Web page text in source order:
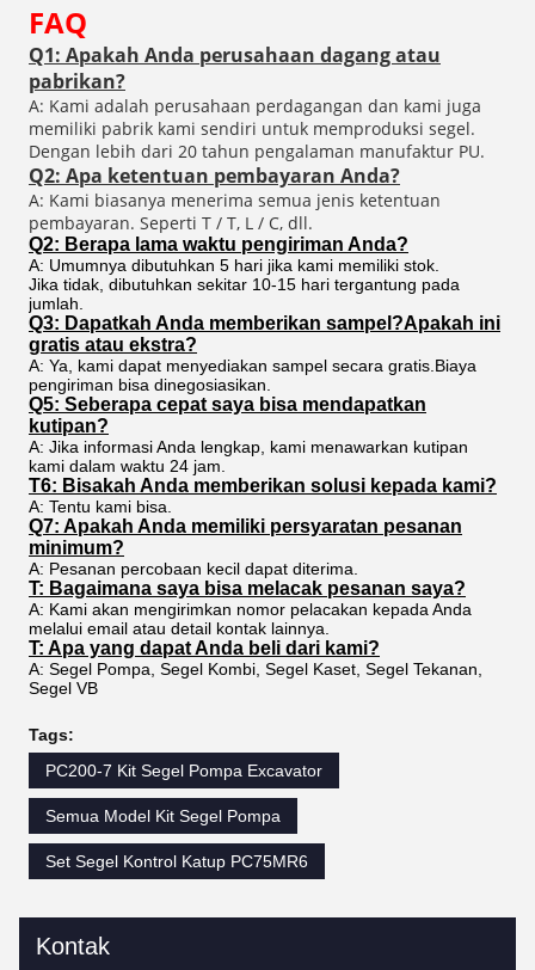
FAQ
Q1: Apakah Anda perusahaan dagang atau
pabrikan?
A: Kami adalah perusahaan perdagangan dan kami juga
memiliki pabrik kami sendiri untuk memproduksi segel.
Dengan lebih dari 20 tahun pengalaman manufaktur PU.
Q2: Apa ketentuan pembayaran Anda?
A: Kami biasanya menerima semua jenis ketentuan
pembayaran. Seperti T / T, L / C, dll.
Q2: Berapa lama waktu pengiriman Anda?
A: Umumnya dibutuhkan 5 hari jika kami memiliki stok.
Jika tidak, dibutuhkan sekitar 10-15 hari tergantung pada
jumlah.
Q3: Dapatkah Anda memberikan sampel?Apakah ini
gratis atau ekstra?
A: Ya, kami dapat menyediakan sampel secara gratis.Biaya
pengiriman bisa dinegosiasikan.
Q5: Seberapa cepat saya bisa mendapatkan
kutipan?
A: Jika informasi Anda lengkap, kami menawarkan kutipan
kami dalam waktu 24 jam.
T6: Bisakah Anda memberikan solusi kepada kami?
A: Tentu kami bisa.
Q7: Apakah Anda memiliki persyaratan pesanan
minimum?
A: Pesanan percobaan kecil dapat diterima.
T: Bagaimana saya bisa melacak pesanan saya?
A: Kami akan mengirimkan nomor pelacakan kepada Anda
melalui email atau detail kontak lainnya.
T: Apa yang dapat Anda beli dari kami?
A: Segel Pompa, Segel Kombi, Segel Kaset, Segel Tekanan,
Segel VB
Tags:
PC200-7 Kit Segel Pompa Excavator
Semua Model Kit Segel Pompa
Set Segel Kontrol Katup PC75MR6
Kontak